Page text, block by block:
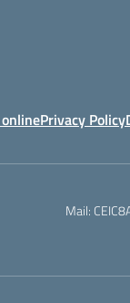
Privacy Policy
Mail: